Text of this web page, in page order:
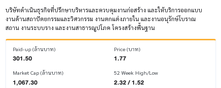
บริษัทดำเนินธุรกิจที่ปรึกษาบริหารและควบคุมงานก่อสร้าง และให้บริการออกแบบ
งานด้านสถาปัตยกรรมและวิศวกรรม งานตกแต่งภายใน และงานอนุรักษ์โบราณ
สถาน งานระบบราง และงานสาธารณูปโภค โครงสร้างพื้นฐาน
Paid-up (ล้านบาท)
301.50
Market Cap (ล้านบาท)
1,067.30
Price (บาท)
1.77
52 Week High/Low
2.32 / 1.52